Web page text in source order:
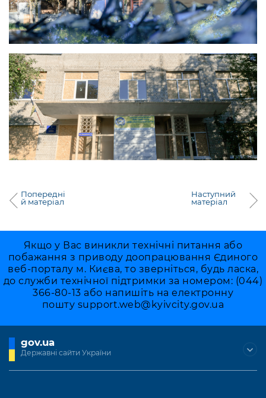
Попередні
й матеріал
Наступний
матеріал
Якщо у Вас виникли технічні питання або
побажання з приводу доопрацювання Єдиного
веб-порталу м. Києва, то зверніться, будь ласка,
до служби технічної підтримки за номером: (044)
366-80-13 або напишіть на електронну
пошту support.web@kyivcity.gov.ua
gov.ua
Державні сайти України